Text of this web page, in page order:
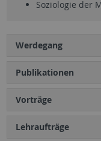
Soziologie der
Werdegang
Publikationen
Vorträge
Lehraufträge